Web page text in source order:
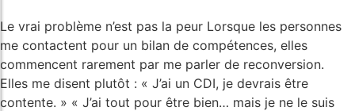
Le vrai problème n’est pas la peur Lorsque les personnes
me contactent pour un bilan de compétences, elles
commencent rarement par me parler de reconversion.
Elles me disent plutôt : « J’ai un CDI, je devrais être
contente. » « J’ai tout pour être bien… mais je ne le suis